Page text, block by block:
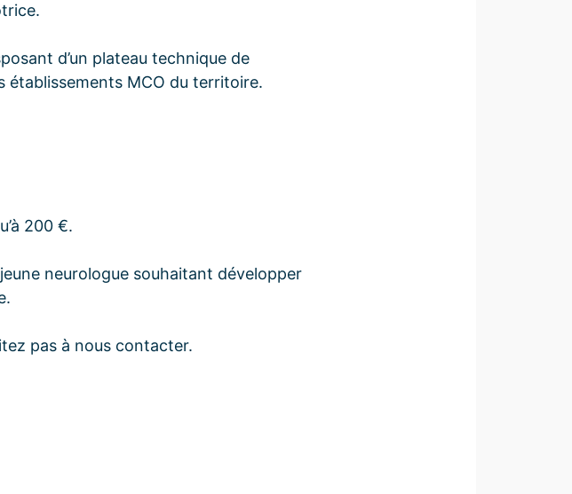
d’un plateau technique de
MCO du territoire.
200 €.
neurologue souhaitant développer
pas à nous contacter.